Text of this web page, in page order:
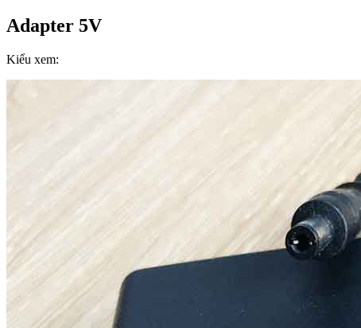
Adapter 5V
Kiểu xem: